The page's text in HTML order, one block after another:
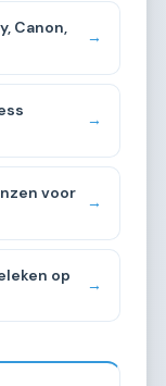
Canon,
→
→
voor
→
op
→